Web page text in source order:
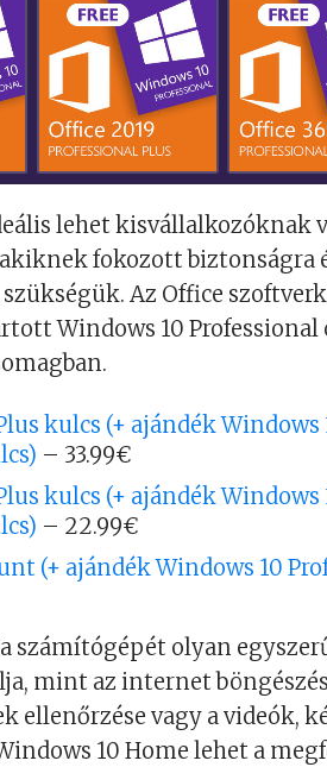
lehet kisvállalkozóknak
fokozott biztonságra
Az Office
Windows 10 Professional
kulcs (+ ajándék Windows
– 33.99€
kulcs (+ ajándék Windows
– 22.99€
(+ ajándék Windows 10
számítógépét olyan
mint az internet
ellenőrzése vagy a videók,
10 Home lehet a